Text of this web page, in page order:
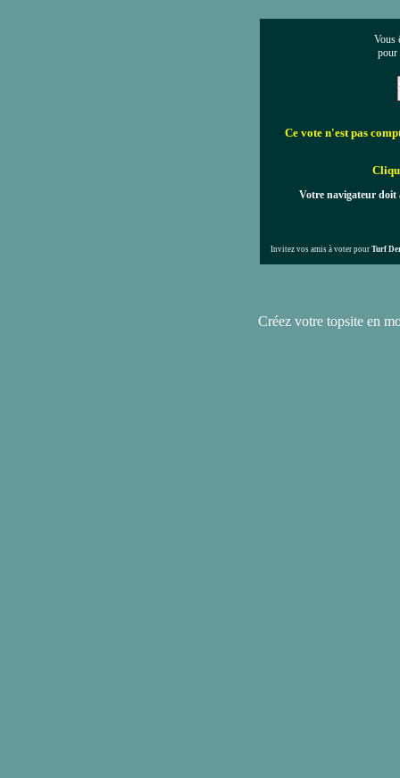
Vous
pour
Ce vote n'est pas
Votre navigateur doit
Invitez vos amis à voter pour Turf
Créez votre topsite en